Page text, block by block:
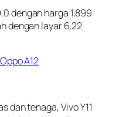
dengan harga 1,899
dengan layar 6,22
dan tenaga, Vivo Y11